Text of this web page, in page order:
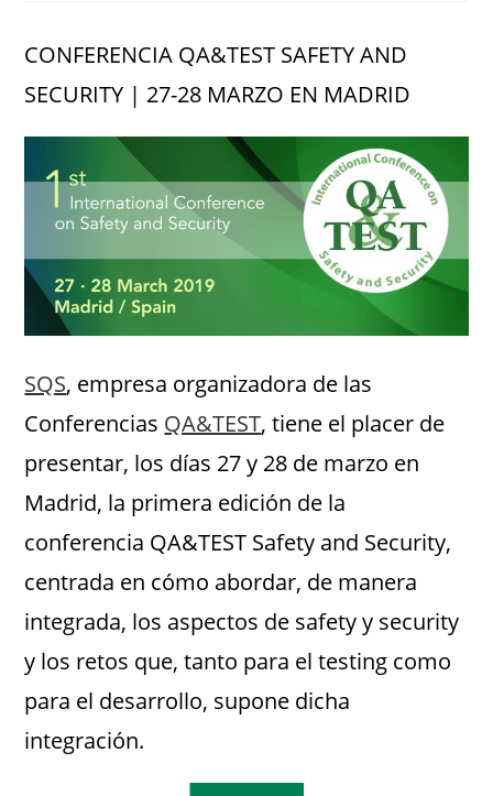
CONFERENCIA QA&TEST SAFETY AND
SECURITY | 27-28 MARZO EN MADRID
SQS, empresa organizadora de las
Conferencias QA&TEST, tiene el placer de
presentar, los días 27 y 28 de marzo en
Madrid, la primera edición de la
conferencia QA&TEST Safety and Security,
centrada en cómo abordar, de manera
integrada, los aspectos de safety y security
y los retos que, tanto para el testing como
para el desarrollo, supone dicha
integración.